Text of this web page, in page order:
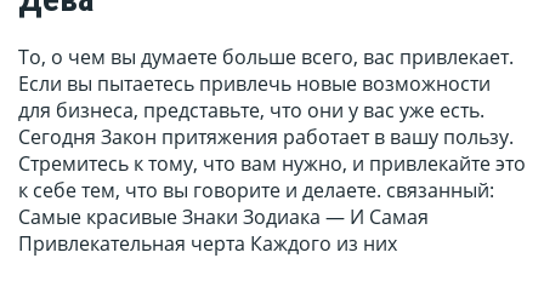
То, о чем вы думаете больше всего, вас привлекает.
Если вы пытаетесь привлечь новые возможности
для бизнеса, представьте, что они у вас уже есть.
Сегодня Закон притяжения работает в вашу пользу.
Стремитесь к тому, что вам нужно, и привлекайте это
к себе тем, что вы говорите и делаете. связанный:
Самые красивые Знаки Зодиака — И Самая
Привлекательная черта Каждого из них